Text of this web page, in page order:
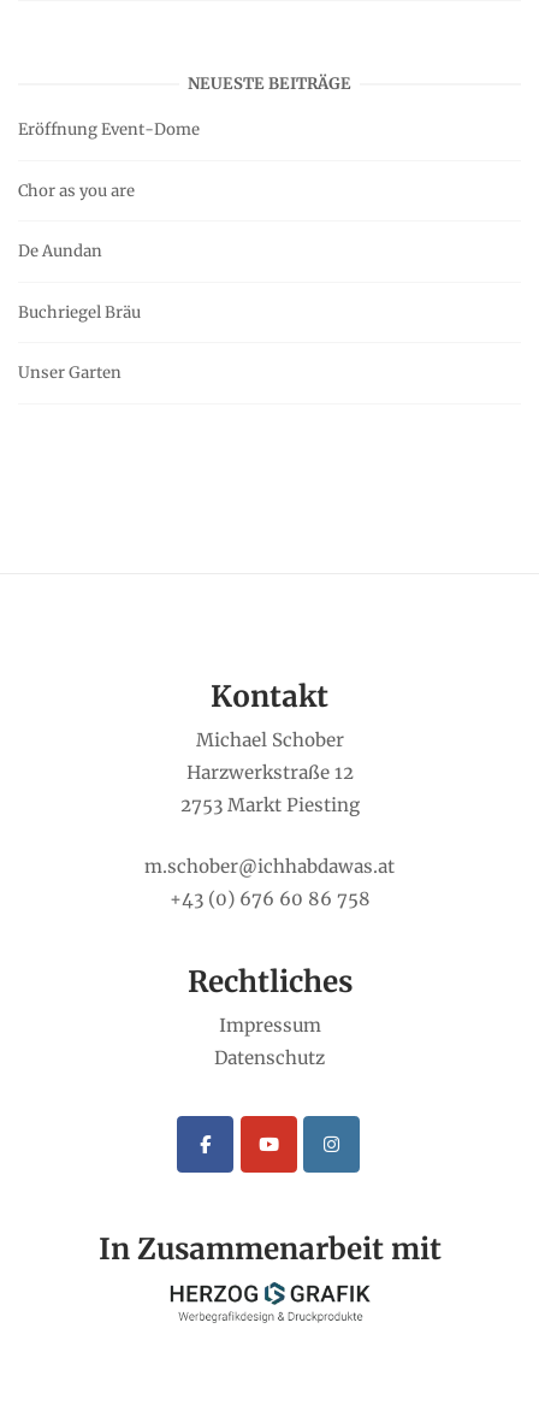
NEUESTE BEITRÄGE
Eröffnung Event-Dome
Chor as you are
De Aundan
Buchriegel Bräu
Unser Garten
Kontakt
Michael Schober
Harzwerkstraße 12
2753 Markt Piesting
m.schober@ichhabdawas.at
+43 (0) 676 60 86 758
Rechtliches
Impressum
Datenschutz
In Zusammenarbeit mit